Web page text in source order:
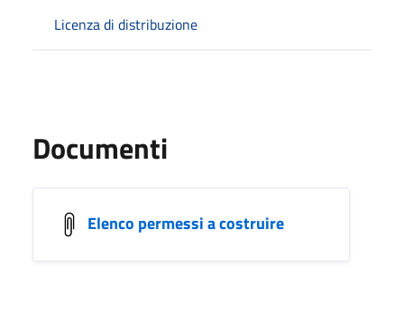
Licenza di distribuzione
Documenti
Elenco permessi a costruire